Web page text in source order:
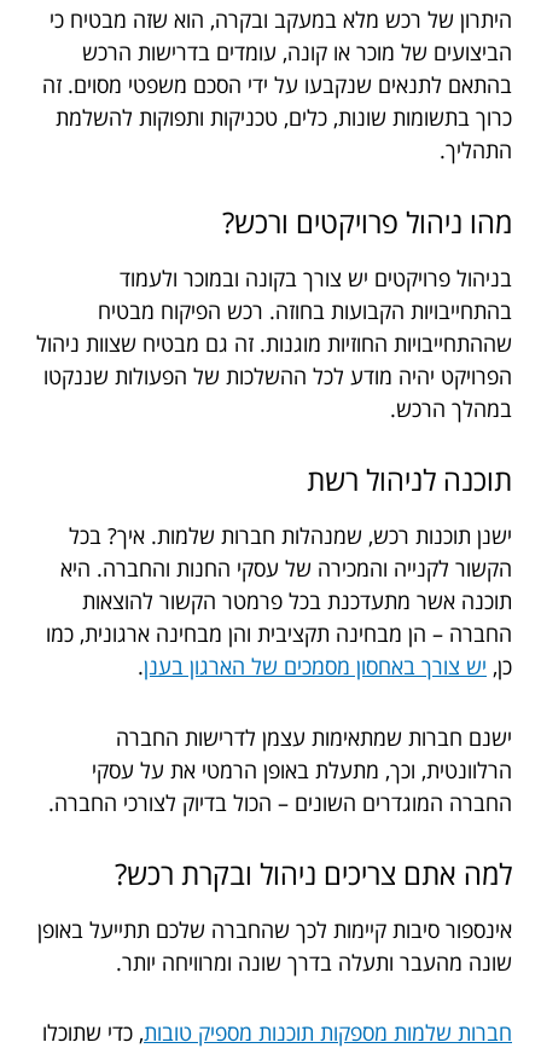
היתרון של רכש מלא במעקב ובקרה, הוא שזה מבטיח כי
הביצועים של מוכר או קונה, עומדים בדרישות הרכש
בהתאם לתנאים שנקבעו על ידי הסכם משפטי מסוים. זה
כרוך בתשומות שונות, כלים, טכניקות ותפוקות להשלמת
התהליך.
מהו ניהול פרויקטים ורכש?
בניהול פרויקטים יש צורך בקונה ובמוכר ולעמוד
בהתחייבויות הקבועות בחוזה. רכש הפיקוח מבטיח
שההתחייבויות החוזיות מוגנות. זה גם מבטיח שצוות ניהול
הפרויקט יהיה מודע לכל ההשלכות של הפעולות שננקטו
במהלך הרכש.
תוכנה לניהול רשת
ישנן תוכנות רכש, שמנהלות חברות שלמות. איך? בכל
הקשור לקנייה והמכירה של עסקי החנות והחברה. היא
תוכנה אשר מתעדכנת בכל פרמטר הקשור להוצאות
החברה – הן מבחינה תקציבית והן מבחינה ארגונית, כמו
כן, יש צורך באחסון מסמכים של הארגון בענן.
ישנם חברות שמתאימות עצמן לדרישות החברה
הרלוונטית, וכך, מתעלת באופן הרמטי את על עסקי
החברה המוגדרים השונים – הכול בדיוק לצורכי החברה.
למה אתם צריכים ניהול ובקרת רכש?
אינספור סיבות קיימות לכך שהחברה שלכם תתייעל באופן
שונה מהעבר ותעלה בדרך שונה ומרוויחה יותר.
חברות שלמות מספקות תוכנות מספיק טובות, כדי שתוכלו